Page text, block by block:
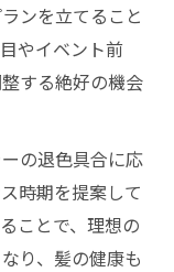
ンを立てること
やイベント前
する絶好の機会
の退色具合に応
時期を提案して
ことで、理想の
り、髪の健康も